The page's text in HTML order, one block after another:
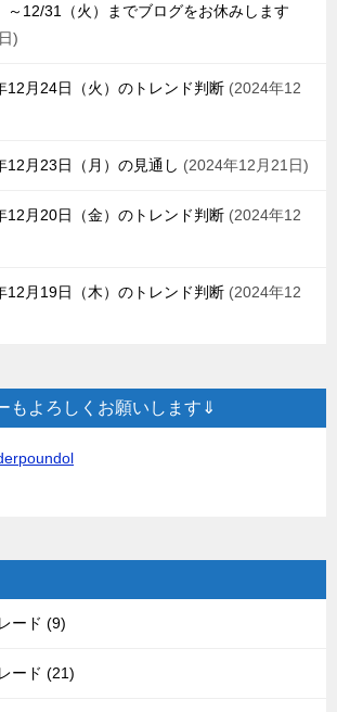
～12/31（火）までブログをお休みします
12月24日（火）のトレンド判断
2024年12
12月23日（月）の見通し 2024年12月21日
12月20日（金）のトレンド判断
2024年12
12月19日（木）のトレンド判断
2024年12
もよろしくお願いします⇓
ード (9)
ード (21)